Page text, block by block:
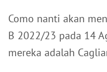
Como nanti akan
B 2022/23 pada 14
mereka adalah